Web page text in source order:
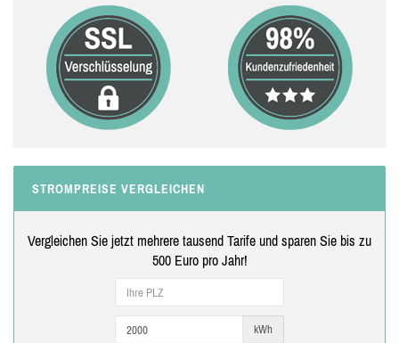
STROMPREISE VERGLEICHEN
Vergleichen Sie jetzt mehrere tausend Tarife und sparen Sie bis zu
500 Euro pro Jahr!
kWh